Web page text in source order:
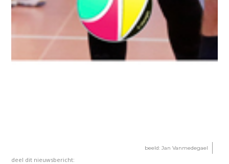
beeld: Jan Vanmedegael
deel dit nieuwsbericht: